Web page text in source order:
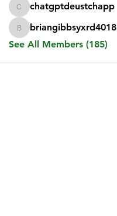
chatgptdeustchapp
chatgptdeustchapp
briangibbsyxrd4018
briangibbsyxrd4018
See All Members (185)